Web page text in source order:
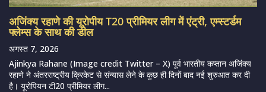
अजिंक्य रहाणे की यूरोपीय T20 प्रीमियर लीग में एंट्री, एम्स्टर्डम
फ्लेम्स के साथ की डील
अगस्त 7, 2026
Ajinkya Rahane (Image credit Twitter – X) पूर्व भारतीय कप्तान अजिंक्य
रहाणे ने अंतरराष्ट्रीय क्रिकेट से संन्यास लेने के कुछ ही दिनों बाद नई शुरुआत कर दी
है। यूरोपियन टी20 प्रीमियर लीग...